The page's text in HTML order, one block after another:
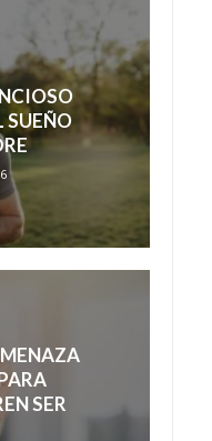
SUEÑO
SER